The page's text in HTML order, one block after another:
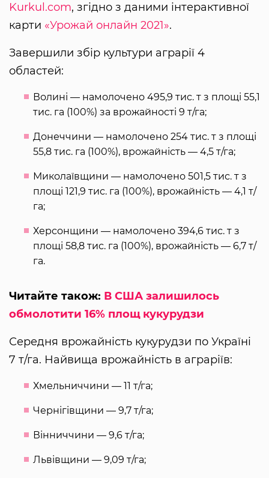
Kurkul.com, згідно з даними інтерактивної
карти «Урожай онлайн 2021».
Завершили збір культури аграрії 4
областей:
Волині — намолочено 495,9 тис. т з площі 55,1
тис. га (100%) за врожайності 9 т/га;
Донеччини — намолочено 254 тис. т з площі
55,8 тис. га (100%), врожайність — 4,5 т/га;
Миколаївщини — намолочено 501,5 тис. т з
площі 121,9 тис. га (100%), врожайність — 4,1 т/
га;
Херсонщини — намолочено 394,6 тис. т з
площі 58,8 тис. га (100%), врожайність — 6,7 т/
га.
Читайте також: В США залишилось
обмолотити 16% площ кукурудзи
Середня врожайність кукурудзи по Україні
7 т/га. Найвища врожайність в аграріїв:
Хмельниччини — 11 т/га;
Чернігівщини — 9,7 т/га;
Вінниччини — 9,6 т/га;
Львівщини — 9,09 т/га;